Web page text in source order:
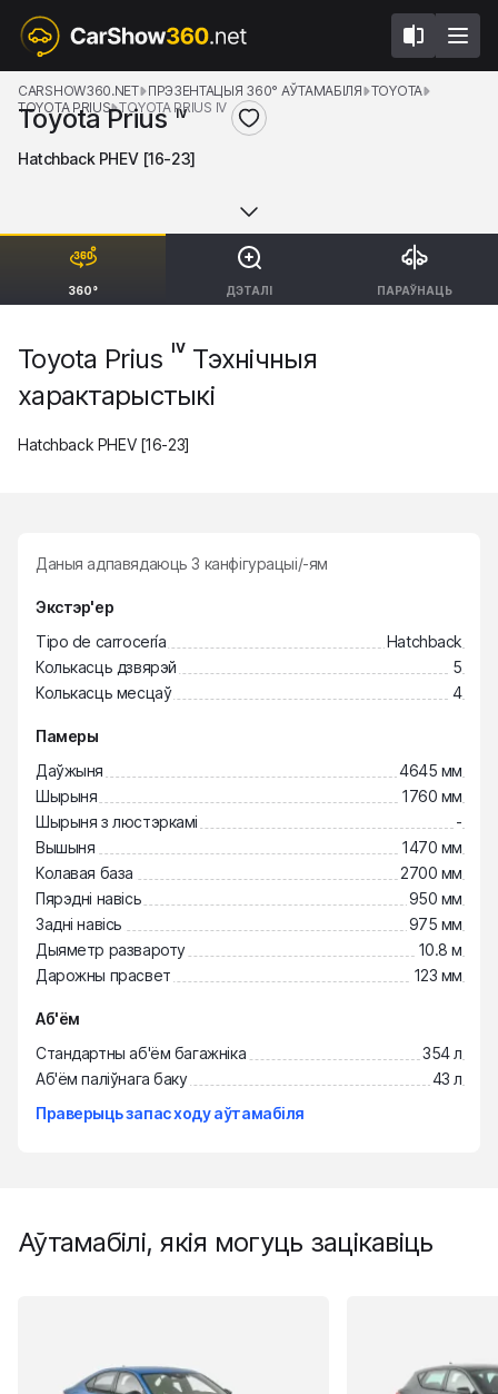
360° ДЭТАЛІ ПАРАЎНАЦЬ
CARSHOW360.NET ПРЭЗЕНТАЦЫЯ 360° АЎТАМАБІЛЯ TOYOTA
TOYOTA PRIUS TOYOTA PRIUS IV
Toyota Prius IV
Hatchback PHEV [16-23]
Toyota Prius IV Тэхнічныя
характарыстыкі
Hatchback PHEV [16-23]
Даныя адпавядаюць3 канфігурацыі/-ям
Экстэр'ер
Tipo de carrocería
Hatchback
Колькасць дзвярэй
5
Колькасць месцаў
4
Памеры
Даўжыня
4645 мм
Шырыня
1760 мм
Шырыня з люстэркамі
-
Вышыня
1470 мм
Колавая база
2700 мм
Пярэдні навісь
950 мм
Задні навісь
975 мм
Дыяметр развароту
10.8 м
Дарожны прасвет
123 мм
Аб'ём
Стандартны аб'ём багажніка
354 л
Аб'ём паліўнага баку
43 л
Праверыць запас ходу аўтамабіля
Аўтамабілі, якія могуць зацікавіць